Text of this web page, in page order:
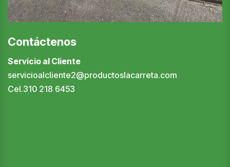
Contáctenos
Servicio al Cliente
servicioalcliente2@productoslacarreta.com
Cel.310 218 6453